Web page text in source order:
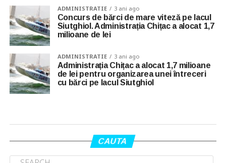
ADMINISTRATIE 3 ani ago
Concurs de bărci de mare viteză pe lacul
Siutghiol. Administrația Chițac a alocat 1,7
milioane de lei
ADMINISTRATIE 3 ani ago
Administrația Chițac a alocat 1,7 milioane
de lei pentru organizarea unei întreceri
cu bărci pe lacul Siutghiol
CAUTA